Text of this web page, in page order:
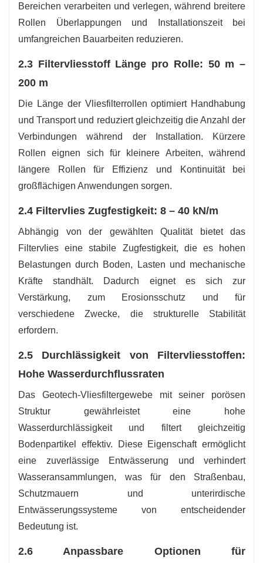
Bereichen verarbeiten und verlegen, während breitere
Rollen Überlappungen und Installationszeit bei
umfangreichen Bauarbeiten reduzieren.
2.3 Filtervliesstoff Länge pro Rolle: 50 m –
200 m
Die Länge der Vliesfilterrollen optimiert Handhabung
und Transport und reduziert gleichzeitig die Anzahl der
Verbindungen während der Installation. Kürzere
Rollen eignen sich für kleinere Arbeiten, während
längere Rollen für Effizienz und Kontinuität bei
großflächigen Anwendungen sorgen.
2.4 Filtervlies Zugfestigkeit: 8 – 40 kN/m
Abhängig von der gewählten Qualität bietet das
Filtervlies eine stabile Zugfestigkeit, die es hohen
Belastungen durch Boden, Lasten und mechanische
Kräfte standhält. Dadurch eignet es sich zur
Verstärkung, zum Erosionsschutz und für
verschiedene Zwecke, die strukturelle Stabilität
erfordern.
2.5 Durchlässigkeit von Filtervliesstoffen:
Hohe Wasserdurchflussraten
Das Geotech-Vliesfiltergewebe mit seiner porösen
Struktur gewährleistet eine hohe
Wasserdurchlässigkeit und filtert gleichzeitig
Bodenpartikel effektiv. Diese Eigenschaft ermöglicht
eine zuverlässige Entwässerung und verhindert
Wasseransammlungen, was für den Straßenbau,
Schutzmauern und unterirdische
Entwässerungssysteme von entscheidender
Bedeutung ist.
2.6 Anpassbare Optionen für